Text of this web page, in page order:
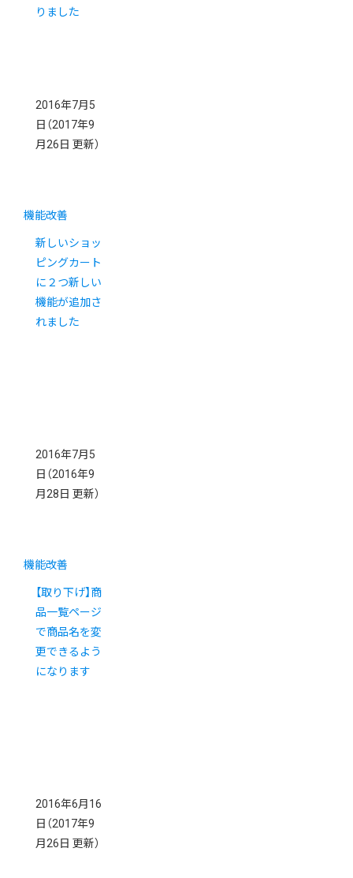
りました
2016年7月5
日 （2017年9
月26日 更新）
機能改善
新しいショッ
ピングカート
に２つ新しい
機能が追加さ
れました
2016年7月5
日 （2016年9
月28日 更新）
機能改善
【取り下げ】商
品一覧ページ
で商品名を変
更できるよう
になります
2016年6月16
日 （2017年9
月26日 更新）